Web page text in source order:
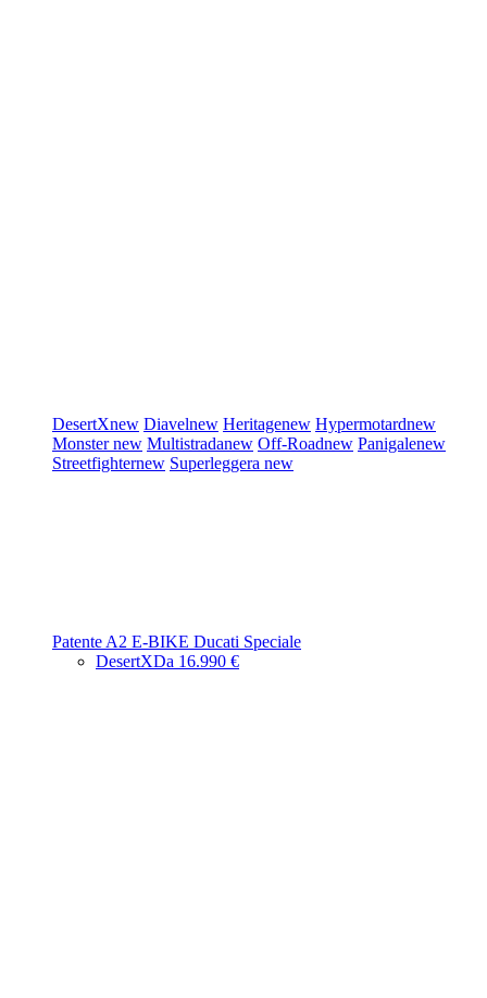
DesertXnew Diavelnew Heritagenew Hypermotardnew
Monsternew Multistradanew Off-Roadnew Panigalenew
Streetfighternew Superleggera new
Patente A2 E-BIKE Ducati Speciale
DesertXDa 16.990 €